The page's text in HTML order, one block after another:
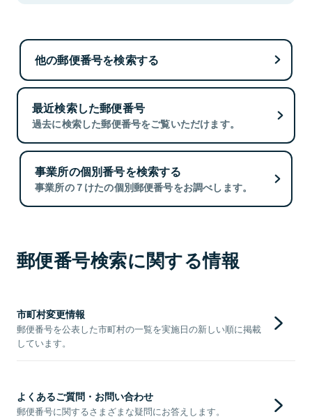
他の郵便番号を検索する
最近検索した郵便番号
過去に検索した郵便番号をご覧いただけます。
事業所の個別番号を検索する
事業所の７けたの個別郵便番号をお調べします。
郵便番号検索に関する情報
市町村変更情報
郵便番号を公表した市町村の一覧を実施日の新しい順に掲載
しています。
よくあるご質問・お問い合わせ
郵便番号に関するさまざまな疑問にお答えします。